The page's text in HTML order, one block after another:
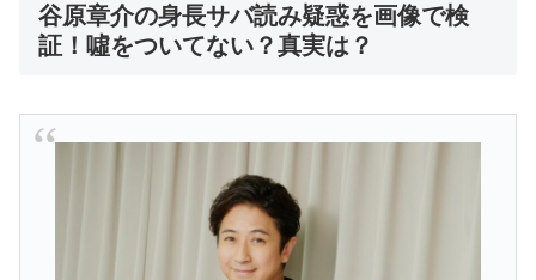
谷原章介の身長サバ読み疑惑を画像で検
証！噓をついてない？真実は？